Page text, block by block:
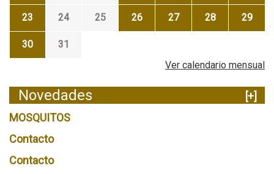
23 24 25 26 27 28 29
30
31
Ver calendario mensual
Novedades
[+]
MOSQUITOS
Contacto
Contacto